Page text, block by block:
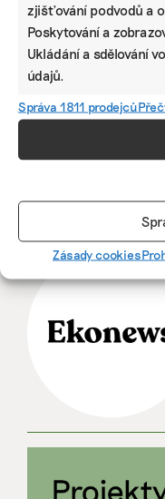
zjišťování podvodů a
Poskytování a
Ukládání a sdělování
údajů.
Správa 1811 prodejců
Zásady cookies
BRANDNEWS
Ani
její
ZJEDNODUŠTE SI ŽIVOT